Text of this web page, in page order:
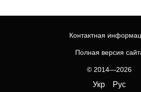
Контактная
Полная версия
© 2014—2026
Укр Рус